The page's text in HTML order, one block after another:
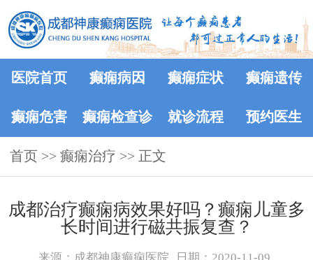
医院首页 癫痫病因 癫痫症状 癫痫遗传
癫痫危害 癫痫检查诊
断
就诊流程 预约医生
首页 >> 癫痫治疗 >> 正文
成都治疗癫痫病效果好吗？癫痫儿童多
长时间进行磁共振复查？